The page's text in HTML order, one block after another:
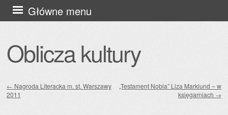
Oblicza kultury
Główne menu
Przejdź
do
Zobacz wpisy
← Nagroda Literacka m. st. Warszawy
2011
„Testament Nobla” Liza Marklund – w
księgarniach →